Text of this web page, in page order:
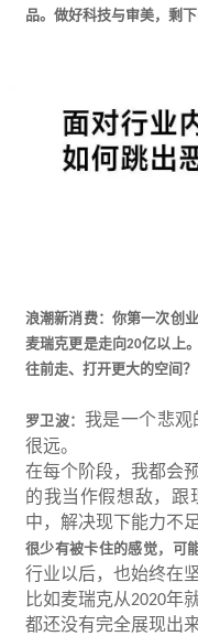
品。做好科技与审美，剩下
浪潮新消费：你第一次创
麦瑞克更是走向20亿以上
往前走、打开更大的空间？
罗卫波： 我是一个悲
很远。
在每个阶段，我都会
的我当作假想敌，跟
中，解决现下能力不
很少有被卡住的感觉，可
行业以后，也始终在
比如麦瑞克从2020年
都还没有完全展现出